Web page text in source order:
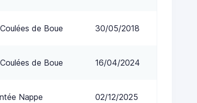
de Boue 30/05/2018
de Boue 16/04/2024
Nappe 02/12/2025